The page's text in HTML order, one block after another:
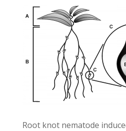
Root knot nematode